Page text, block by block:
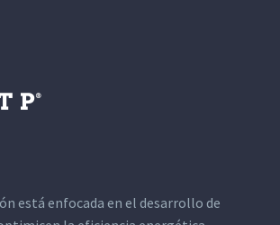
está enfocada en el desarrollo de